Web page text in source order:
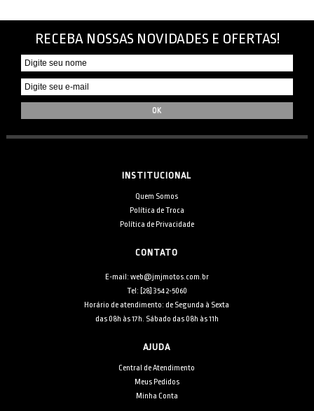
RECEBA NOSSAS NOVIDADES E OFERTAS!
INSTITUCIONAL
Quem Somos
Política de Troca
Política de Privacidade
CONTATO
E-mail: web@jmjmotos.com.br
Tel: [28] 3542-5060
Horário de atendimento: de Segunda à Sexta
das 08h às 17h. Sábado das 08h às 11h
AJUDA
Central de Atendimento
Meus Pedidos
Minha Conta